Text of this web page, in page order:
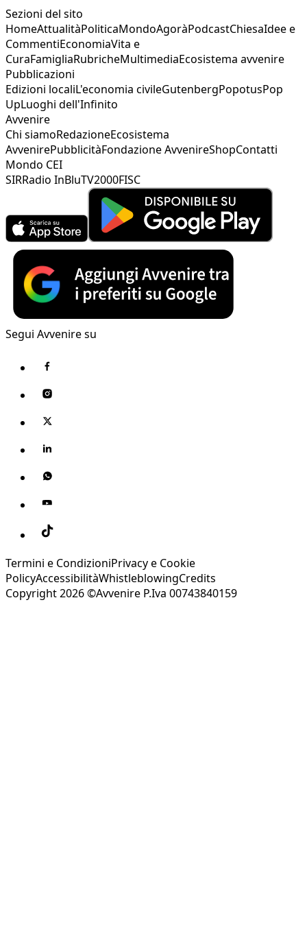
Sezioni del sito
HomeAttualitàPoliticaMondoAgoràPodcastChiesaIdee e
CommentiEconomiaVita e
CuraFamigliaRubricheMultimediaEcosistema avvenire
Pubblicazioni
Edizioni localiL'economia civileGutenbergPopotusPop
UpLuoghi dell'Infinito
Avvenire
Chi siamoRedazioneEcosistema
AvvenirePubblicitàFondazione AvvenireShopContatti
Mondo CEI
SIRRadio InBluTV2000FISC
Segui Avvenire su
Termini e CondizioniPrivacy e Cookie
PolicyAccessibilitàWhistleblowingCredits
Copyright 2026 ©Avvenire P.Iva 00743840159